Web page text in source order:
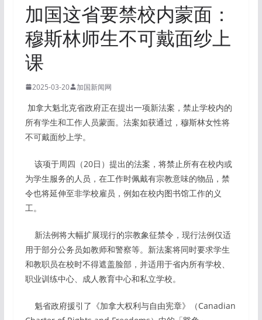
加国这省要禁校内蒙面：
穆斯林师生不可戴面纱上
课
2025-03-20 加国新闻网
加拿大魁北克省政府正在提出一项新法案，禁止学校内的
所有学生和工作人员蒙面。法案如获通过，穆斯林女性将
不可戴面纱上学。
该项于周四（20日）提出的法案，将禁止所有在校内或
为学生服务的人员，在工作时佩戴有宗教意味的物品，禁
令也将延伸至非学校雇员，例如在校内图书馆工作的义
工。
新法例将大幅扩展现行的宗教象征禁令，现行法例仅适
用于部分公务员如教师和警察等。新法案将同时要求学生
和教职员在校时不得遮盖脸部，并适用于省内所有学校、
职业训练中心、成人教育中心和私立学校。
魁省政府援引了《加拿大权利与自由宪章》（Canadian